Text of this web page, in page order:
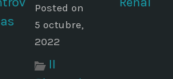
Posted on
5 octubre,
2022
II